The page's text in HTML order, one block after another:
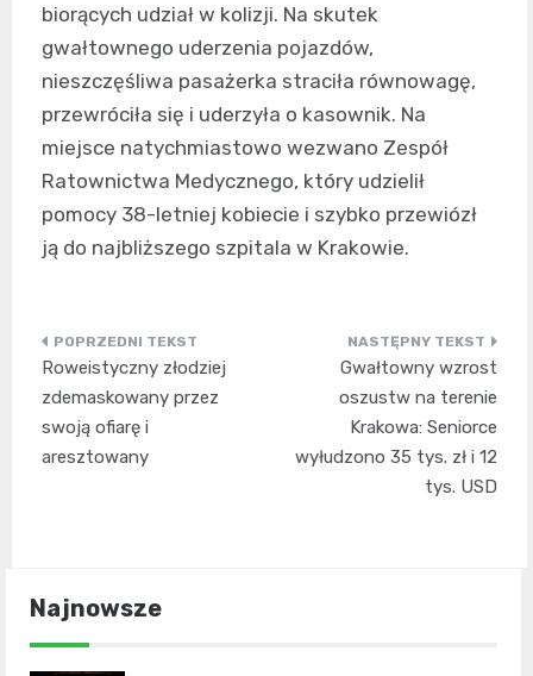
biorących udział w kolizji. Na skutek
gwałtownego uderzenia pojazdów,
nieszczęśliwa pasażerka straciła równowagę,
przewróciła się i uderzyła o kasownik. Na
miejsce natychmiastowo wezwano Zespół
Ratownictwa Medycznego, który udzielił
pomocy 38-letniej kobiecie i szybko przewiózł
ją do najbliższego szpitala w Krakowie.
Nawigacja
wpisu
Roweistyczny złodziej
zdemaskowany przez
swoją ofiarę i
aresztowany
Gwałtowny wzrost
oszustw na terenie
Krakowa: Seniorce
wyłudzono 35 tys. zł i 12
tys. USD
Najnowsze